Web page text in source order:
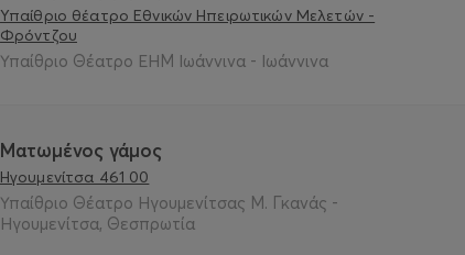
Υπαίθριο θέατρο Εθνικών Ηπειρωτικών Μελετών -
Φρόντζου
Υπαίθριο Θέατρο ΕΗΜ Ιωάννινα - Ιωάννινα
Ματωμένος γάμος
Ηγουμενίτσα 461 00
Υπαίθριο Θέατρο Ηγουμενίτσας Μ. Γκανάς -
Ηγουμενίτσα, Θεσπρωτία